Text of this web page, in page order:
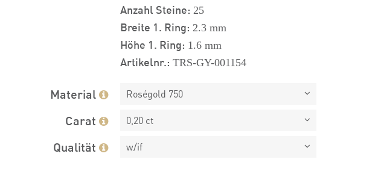
Anzahl Steine: 25
Breite 1. Ring: 2.3 mm
Höhe 1. Ring: 1.6 mm
Artikelnr.: TRS-GY-001154
Material Roségold 750
Carat 0,20 ct
Qualität w/if